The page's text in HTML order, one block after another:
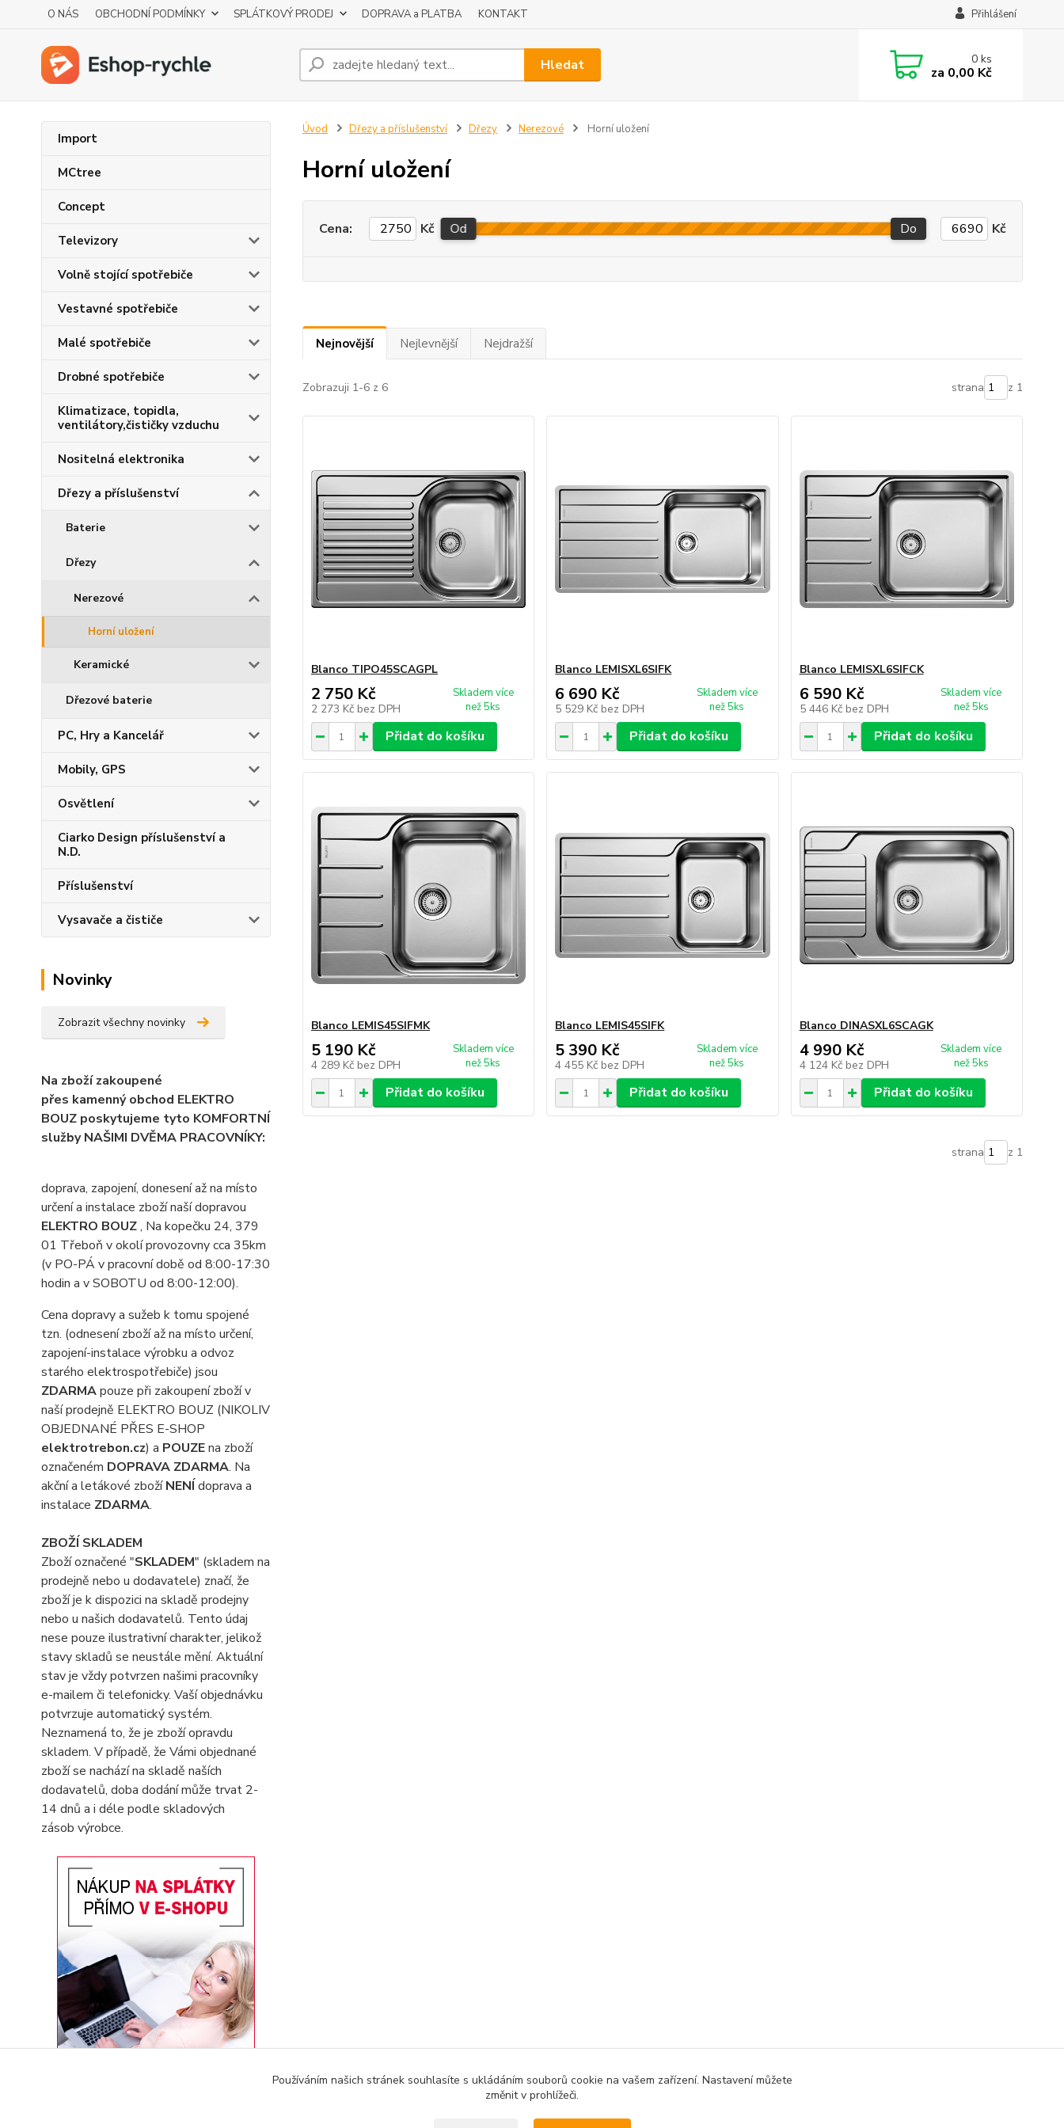
O NÁS OBCHODNÍ PODMÍNKY SPLÁTKOVÝ PRODEJ DOPRAVA a PLATBA KONTAKT Přihlášení
Hledat 0ks
za 0,00 Kč
Import
MCtree
Concept
Televizory
Volně stojící spotřebiče
Vestavné spotřebiče
Malé spotřebiče
Drobné spotřebiče
Klimatizace, topidla,
ventilátory,čističky vzduchu
Nositelná elektronika
Dřezy a příslušenství
Baterie
Dřezy
Nerezové
Horní uložení
Keramické
Dřezové baterie
PC, Hry a Kancelář
Mobily, GPS
Osvětlení
Ciarko Design příslušenství a
N.D.
Příslušenství
Vysavače a čističe
Novinky
Zobrazit všechny novinky
Na zboží zakoupené
přes kamenný obchod ELEKTRO
BOUZ poskytujeme tyto KOMFORTNÍ
služby NAŠIMI DVĚMA PRACOVNÍKY:
doprava, zapojení, donesení až na místo
určení a instalace zboží naší dopravou
ELEKTRO BOUZ, Na kopečku 24, 379
01 Třeboň v okolí provozovny cca 35km
(v PO-PÁ v pracovní době od 8:00-17:30
hodin a v SOBOTU od 8:00-12:00).
Cena dopravy a sužeb k tomu spojené
tzn. (odnesení zboží až na místo určení,
zapojení-instalace výrobku a odvoz
starého elektrospotřebiče) jsou
ZDARMApouze při zakoupení zboží v
naší prodejně ELEKTRO BOUZ (NIKOLIV
OBJEDNANÉ PŘES E-SHOP
elektrotrebon.cz) a POUZEna zboží
označeném DOPRAVA ZDARMA. Na
akční a letákové zbožíNENÍ doprava a
instalace ZDARMA.
ZBOŽÍ SKLADEM
Zboží označené "SKLADEM" (skladem na
prodejně nebo u dodavatele) značí, že
zboží je k dispozici na skladě prodejny
nebo u našich dodavatelů. Tento údaj
nese pouze ilustrativní charakter, jelikož
stavy skladů se neustále mění. Aktuální
stav je vždy potvrzen našimi pracovníky
e-mailem či telefonicky. Vaší objednávku
potvrzuje automatický systém.
Neznamená to, že je zboží opravdu
skladem. V případě, že Vámi objednané
zboží se nachází na skladě naších
dodavatelů, doba dodání může trvat 2-
14 dnů a i déle podle skladových
zásob výrobce.
Úvod Dřezy a příslušenství Dřezy Nerezové Horní uložení
Horní uložení
Cena: Kč Od Do Kč
Nejnovější Nejlevnější Nejdražší
Zobrazuji 1-6 z 6 strana z 1
Blanco TIPO45SCAGPL
2 750 Kč
2 273 Kč bez DPH
Skladem více
než 5ks
Přidat do košíku
Blanco LEMISXL6SIFK
6 690 Kč
5 529 Kč bez DPH
Skladem více
než 5ks
Přidat do košíku
Blanco LEMISXL6SIFCK
6 590 Kč
5 446 Kč bez DPH
Skladem více
než 5ks
Přidat do košíku
Blanco LEMIS45SIFMK
5 190 Kč
4 289 Kč bez DPH
Skladem více
než 5ks
Přidat do košíku
Blanco LEMIS45SIFK
5 390 Kč
4 455 Kč bez DPH
Skladem více
než 5ks
Přidat do košíku
Blanco DINASXL6SCAGK
4 990 Kč
4 124 Kč bez DPH
Skladem více
než 5ks
Přidat do košíku
strana z 1
Používáním našich stránek souhlasíte s ukládáním souborů cookie na vašem zařízení. Nastavení můžete
změnit v prohlížeči.